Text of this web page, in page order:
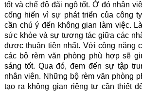
tốt và chế độ đãi ngộ tốt. Ở đó nhân
cống hiến vì sự phát triển của công
cần chú ý đến không gian làm việc.
sức khỏe và sự tương tác giữa các
được thuận tiện nhất. Với công năng
các bộ rèm văn phòng phù hợp sẽ
sáng tốt. Qua đó, đem đến sự tập
nhân viên. Những bộ rèm văn phòng
tạo ra không gian riêng tư cần thiết